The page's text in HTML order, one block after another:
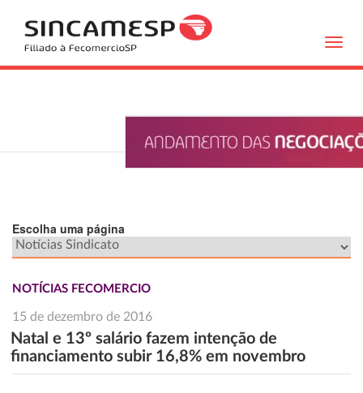
Escolha uma página
NOTÍCIAS FECOMERCIO
15 de dezembro de 2016
Natal e 13º salário fazem intenção de
financiamento subir 16,8% em novembro